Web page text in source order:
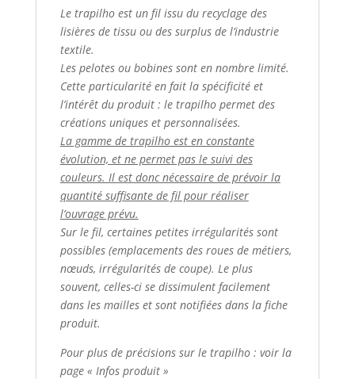
Le trapilho est un fil issu du recyclage des
lisières de tissu ou des surplus de l’industrie
textile.
Les pelotes ou bobines sont en nombre limité.
Cette particularité en fait la spécificité et
l’intérêt du produit : le trapilho permet des
créations uniques et personnalisées.
La gamme de trapilho est en constante
évolution, et ne permet pas le suivi des
couleurs. Il est donc nécessaire de prévoir la
quantité suffisante de fil pour réaliser
l’ouvrage prévu.
Sur le fil, certaines petites irrégularités sont
possibles (emplacements des roues de métiers,
nœuds, irrégularités de coupe). Le plus
souvent, celles-ci se dissimulent facilement
dans les mailles et sont notifiées dans la fiche
produit.
Pour plus de précisions sur le trapilho : voir la
page « Infos produit »